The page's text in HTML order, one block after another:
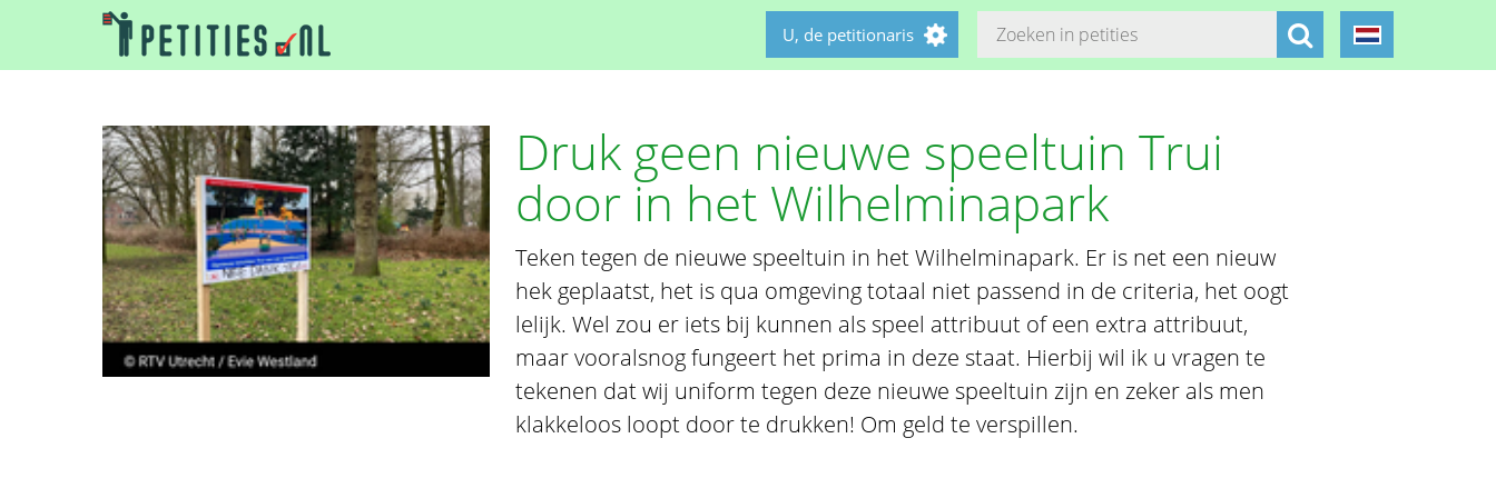
U, de petitionaris
Druk geen nieuwe speeltuin Trui
door in het Wilhelminapark
Teken tegen de nieuwe speeltuin in het Wilhelminapark. Er is net een nieuw
hek geplaatst, het is qua omgeving totaal niet passend in de criteria, het oogt
lelijk. Wel zou er iets bij kunnen als speel attribuut of een extra attribuut,
maar vooralsnog fungeert het prima in deze staat. Hierbij wil ik u vragen te
tekenen dat wij uniform tegen deze nieuwe speeltuin zijn en zeker als men
klakkeloos loopt door te drukken! Om geld te verspillen.